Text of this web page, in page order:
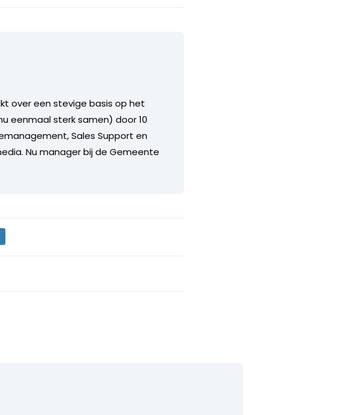
over een stevige basis op het
eenmaal sterk samen) door 10
Sales Support en
Nu manager bij de Gemeente